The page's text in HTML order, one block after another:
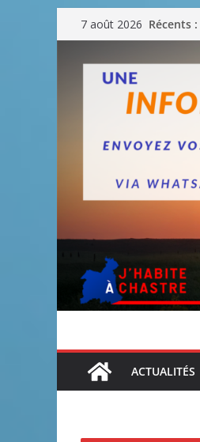
Passer
au
contenu
7 août 2026 Récents :
ACTUALITÉS